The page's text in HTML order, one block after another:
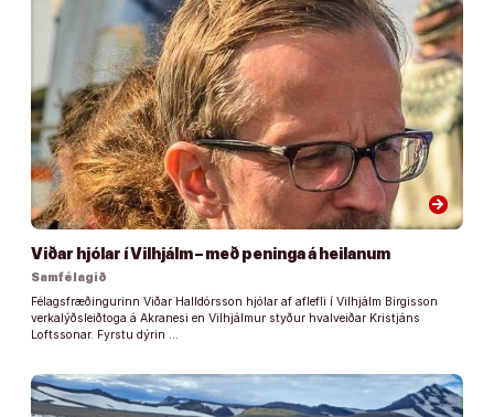
arrow_forward
Viðar hjólar í Vilhjálm – með peninga á heilanum
Samfélagið
Félagsfræðingurinn Viðar Halldórsson hjólar af aflefli í Vilhjálm Birgisson
verkalýðsleiðtoga á Akranesi en Vilhjálmur styður hvalveiðar Kristjáns
Loftssonar. Fyrstu dýrin …